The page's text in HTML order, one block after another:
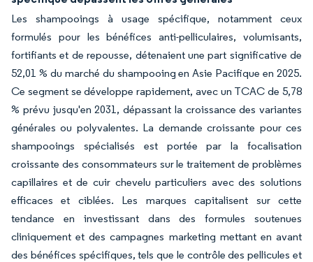
Les shampooings à usage spécifique, notamment ceux
formulés pour les bénéfices anti-pelliculaires, volumisants,
fortifiants et de repousse, détenaient une part significative de
52,01 % du marché du shampooing en Asie Pacifique en 2025.
Ce segment se développe rapidement, avec un TCAC de 5,78
% prévu jusqu'en 2031, dépassant la croissance des variantes
générales ou polyvalentes. La demande croissante pour ces
shampooings spécialisés est portée par la focalisation
croissante des consommateurs sur le traitement de problèmes
capillaires et de cuir chevelu particuliers avec des solutions
efficaces et ciblées. Les marques capitalisent sur cette
tendance en investissant dans des formules soutenues
cliniquement et des campagnes marketing mettant en avant
des bénéfices spécifiques, tels que le contrôle des pellicules et